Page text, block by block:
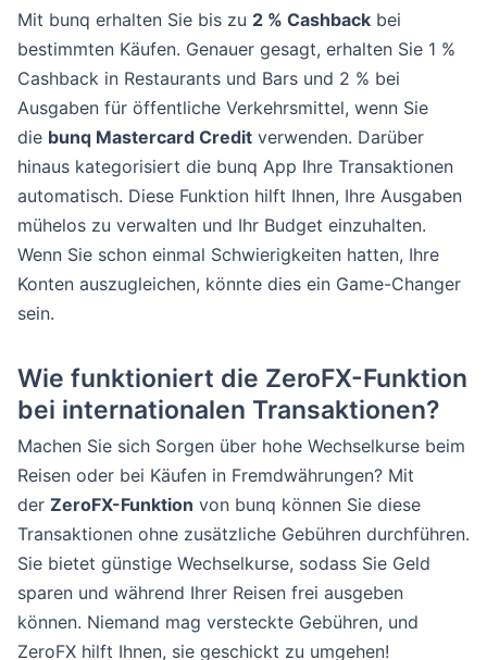
Mit bunq erhalten Sie bis zu 2 % Cashback bei
bestimmten Käufen. Genauer gesagt, erhalten Sie 1 %
Cashback in Restaurants und Bars und 2 % bei
Ausgaben für öffentliche Verkehrsmittel, wenn Sie
die bunq Mastercard Credit verwenden. Darüber
hinaus kategorisiert die bunq App Ihre Transaktionen
automatisch. Diese Funktion hilft Ihnen, Ihre Ausgaben
mühelos zu verwalten und Ihr Budget einzuhalten.
Wenn Sie schon einmal Schwierigkeiten hatten, Ihre
Konten auszugleichen, könnte dies ein Game-Changer
sein.
Wie funktioniert die ZeroFX-Funktion
bei internationalen Transaktionen?
Machen Sie sich Sorgen über hohe Wechselkurse beim
Reisen oder bei Käufen in Fremdwährungen? Mit
der ZeroFX-Funktion von bunq können Sie diese
Transaktionen ohne zusätzliche Gebühren durchführen.
Sie bietet günstige Wechselkurse, sodass Sie Geld
sparen und während Ihrer Reisen frei ausgeben
können. Niemand mag versteckte Gebühren, und
ZeroFX hilft Ihnen, sie geschickt zu umgehen!